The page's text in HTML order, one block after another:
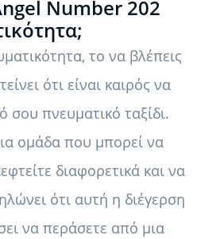
Number 202
το να βλέπεις
ότι είναι καιρός να
σου πνευματικό ταξίδι.
ομάδα που μπορεί να
διαφορετικά και να
ότι αυτή η διέγερση
να περάσετε από μια